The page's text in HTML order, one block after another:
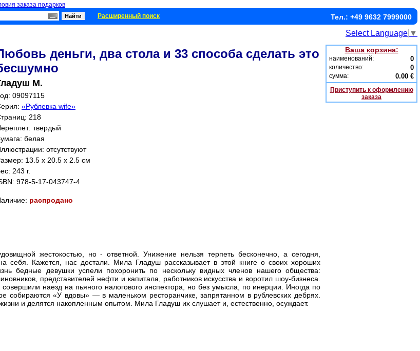
заказа подарков
Расширенный поиск Тел.: +49 9632 7999000
Select Language ▼
деньги, два стола и 33 способа сделать это
М.
09097115
«Рублевка wife»
218
твердый
белая
отсутствуют
13.5 x 20.5 x 2.5 см
243 г.
978-5-17-043747-4
распродано
жестокостью, но - ответной. Унижение нельзя терпеть бесконечно, а сегодня,
себя. Кажется, нас достали. Мила Гладуш рассказывает в этой книге о своих хороших
бедные девушки успели похоронить по нескольку видных членов нашего общества:
представителей нефти и капитала, работников искусства и воротил шоу-бизнеса.
наезд на пьяного налогового инспектора, но без умысла, по инерции. Иногда по
собираются «У вдовы» — в маленьком ресторанчике, запрятанном в рублевских дебрях.
и делятся накопленным опытом. Мила Гладуш их слушает и, естественно, осуждает.
Ваша корзина:
наименований: 0
количество: 0
сумма: 0.00 €
Приступить к оформлению
заказа